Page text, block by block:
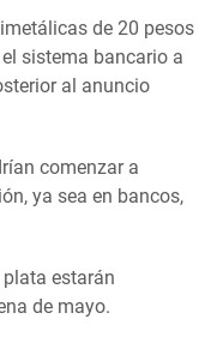
de 20 pesos
sistema bancario a
al anuncio
comenzar a
ya sea en bancos,
estarán
de mayo.